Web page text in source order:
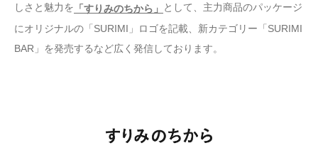
しさと魅力を 「すりみのちから」 として、主力商品のパッケージ
にオリジナルの「SURIMI」ロゴを記載、新カテゴリー「SURIMI
BAR」を発売するなど広く発信しております。